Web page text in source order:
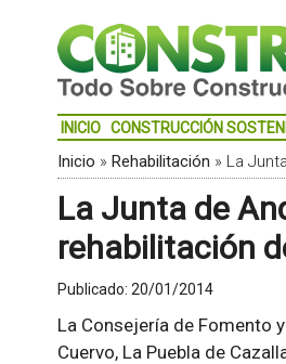
INICIO CONSTRUCCIÓN
Inicio » Rehabilitación » La
La Junta de
rehabilitación
Publicado: 20/01/2014
La Consejería de Fomento
Cuervo, La Puebla de